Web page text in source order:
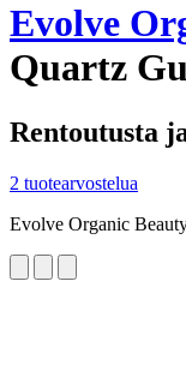
Evolve
Quartz
Rentoutusta
2 tuotearvostelua
Evolve Organic